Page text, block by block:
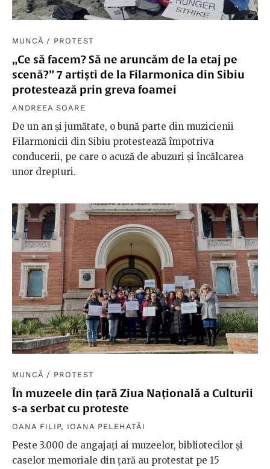
MUNCĂ / PROTEST
„Ce să facem? Să ne aruncăm de la etaj pe
scenă?” 7 artiști de la Filarmonica din Sibiu
protestează prin greva foamei
ANDREEA SOARE
De un an și jumătate, o bună parte din muzicienii
Filarmonicii din Sibiu protestează împotriva
conducerii, pe care o acuză de abuzuri și încălcarea
unor drepturi.
MUNCĂ / PROTEST
În muzeele din țară Ziua Națională a Culturii
s-a serbat cu proteste
OANA FILIP, IOANA PELEHATĂI
Peste 3.000 de angajați ai muzeelor, bibliotecilor și
caselor memoriale din țară au protestat pe 15